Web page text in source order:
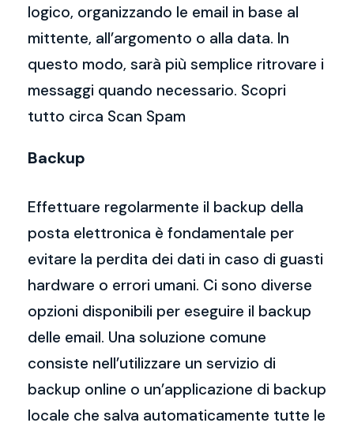
logico, organizzando le email in base al
mittente, all’argomento o alla data. In
questo modo, sarà più semplice ritrovare i
messaggi quando necessario. Scopri
tutto circa Scan Spam
Backup
Effettuare regolarmente il backup della
posta elettronica è fondamentale per
evitare la perdita dei dati in caso di guasti
hardware o errori umani. Ci sono diverse
opzioni disponibili per eseguire il backup
delle email. Una soluzione comune
consiste nell’utilizzare un servizio di
backup online o un’applicazione di backup
locale che salva automaticamente tutte le